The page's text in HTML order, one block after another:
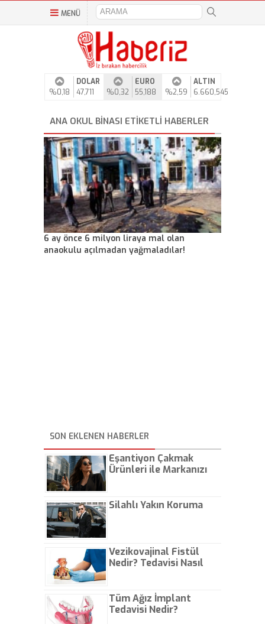
MENÜ
%0,18
DOLAR
47,711
%0,32
EURO
55,188
%2,59
ALTIN
6.660,545
ANA OKUL BINASI ETIKETLI HABERLER
6 ay önce 6 milyon liraya mal olan
anaokulu açılmadan yağmaladılar!
SON EKLENEN HABERLER
Eşantiyon Çakmak
Ürünleri ile Markanızı
Silahlı Yakın Koruma
Vezikovajinal Fistül
Nedir? Tedavisi Nasıl
Tüm Ağız İmplant
Tedavisi Nedir?